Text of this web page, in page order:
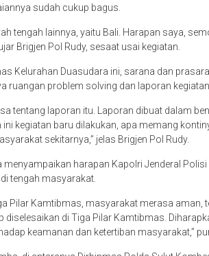
sudah cukup bagus.
tengah lainnya, yaitu Bali. Harapan saya,
Brigjen Pol Rudy, sesaat usai kegiatan.
Kelurahan Duasudara ini, sarana dan
ruangan problem solving dan laporan kegiatan.
tentang laporan itu. Laporan dibuat dalam
kegiatan baru dilakukan, apa memang
sekitarnya,” jelas Brigjen Pol Rudy.
harapan Kapolri Jenderal
tengah masyarakat.
Pilar Kamtibmas, masyarakat merasa aman,
diselesaikan di Tiga Pilar Kamtibmas.
keamanan dan ketertiban masyarakat,”